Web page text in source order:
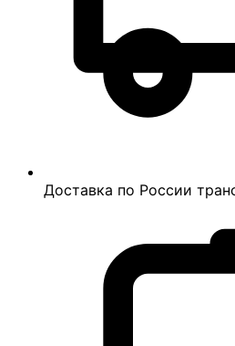
Доставка по России